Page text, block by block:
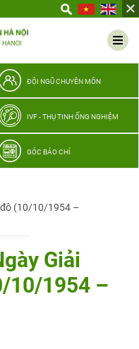
ĐỘI NGŨ CHUYÊN MÔN
IVF - THỤ TINH ỐNG NGHIỆM
GÓC BÁO CHÍ
đô (10/10/1954 –
Giải
10/1954 –